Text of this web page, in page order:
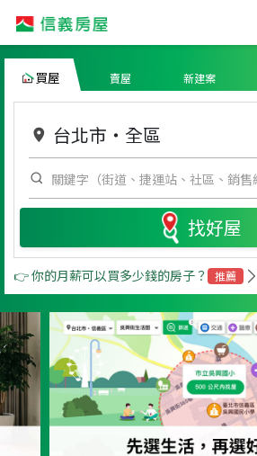
買屋 賣屋 新建案
台北市 ・ 全區
找好屋
👉 你的月薪可以買多少錢的房子？ 推薦